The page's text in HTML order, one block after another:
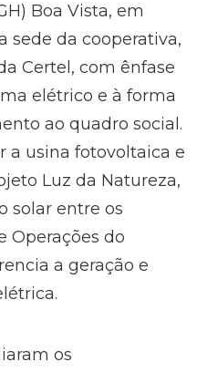
Boa Vista, em
sede da cooperativa,
Certel, com ênfase
elétrico e à forma
ao quadro social.
a usina fotovoltaica e
Luz da Natureza,
solar entre os
Operações do
a geração e
os